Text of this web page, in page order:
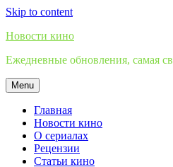
Skip to content
Новости кино
Ежедневные обновления, самая
Menu
Главная
Новости кино
О сериалах
Рецензии
Статьи кино